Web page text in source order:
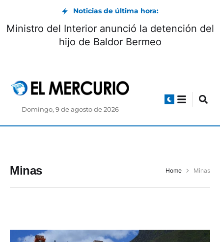
Noticias de última hora:
Ministro del Interior anunció la detención del
hijo de Baldor Bermeo
Domingo, 9 de agosto de 2026
Minas Home Minas